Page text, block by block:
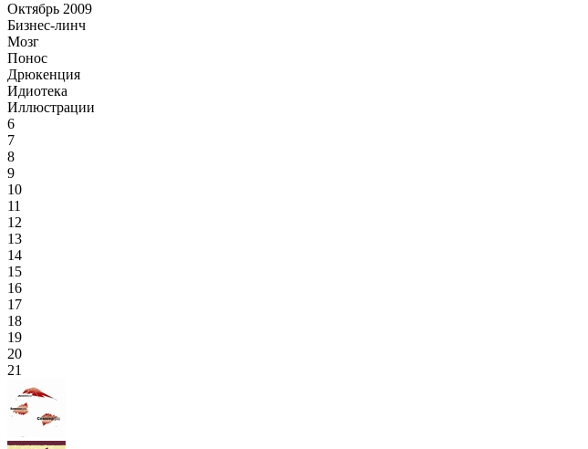
Октябрь 2009
Бизнес-линч
Мозг
Понос
Дрюкенция
Идиотека
Иллюстрации
6
7
8
9
10
11
12
13
14
15
16
17
18
19
20
21